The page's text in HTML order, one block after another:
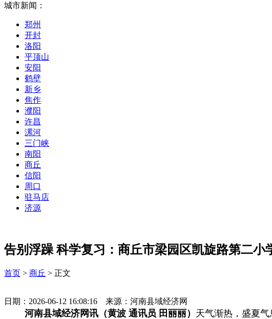
城市新闻：
郑州
开封
洛阳
平顶山
安阳
鹤壁
新乡
焦作
濮阳
许昌
漯河
三门峡
南阳
商丘
信阳
周口
驻马店
济源
告别浮躁 科学复习：商丘市梁园区凯旋路第二小
首页 > 商丘 > 正文
日期：2026-06-12 16:08:16 来源：河南县域经济网
河南县域经济网讯（黄波 通讯员 田丽丽） 天气渐热，盛夏